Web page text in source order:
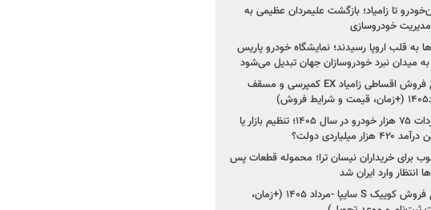
تا زامیاد؛ بازگشت علیمردان عظیمی به
خودروسازی
به قلب اروپا رسیدند؛ نمایشگاه خودرو پاریس
شروع فروش اقساطی زامیاد EX کمپرسی و مسقف
راز واردات ۷۵ هزار خودرو در سال ۱۴۰۵؛ تنظیم بازار یا
میلیاردی دولت؟
برای خریداران نیسان ترا؛ محموله قطعات پس
انتظار وارد ایران شد
شروع فروش کوییک S سایپا -مرداد ۱۴۰۵ (+زمان،